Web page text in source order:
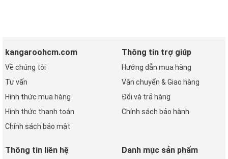
kangaroohcm.com
Về chúng tôi
Tư vấn
Hình thức mua hàng
Hình thức thanh toán
Chính sách bảo mật
Thông tin trợ giúp
Hướng dẫn mua hàng
Vận chuyển & Giao hàng
Đổi và trả hàng
Chính sách bảo hành
Thông tin liên hệ Danh mục sản phẩm